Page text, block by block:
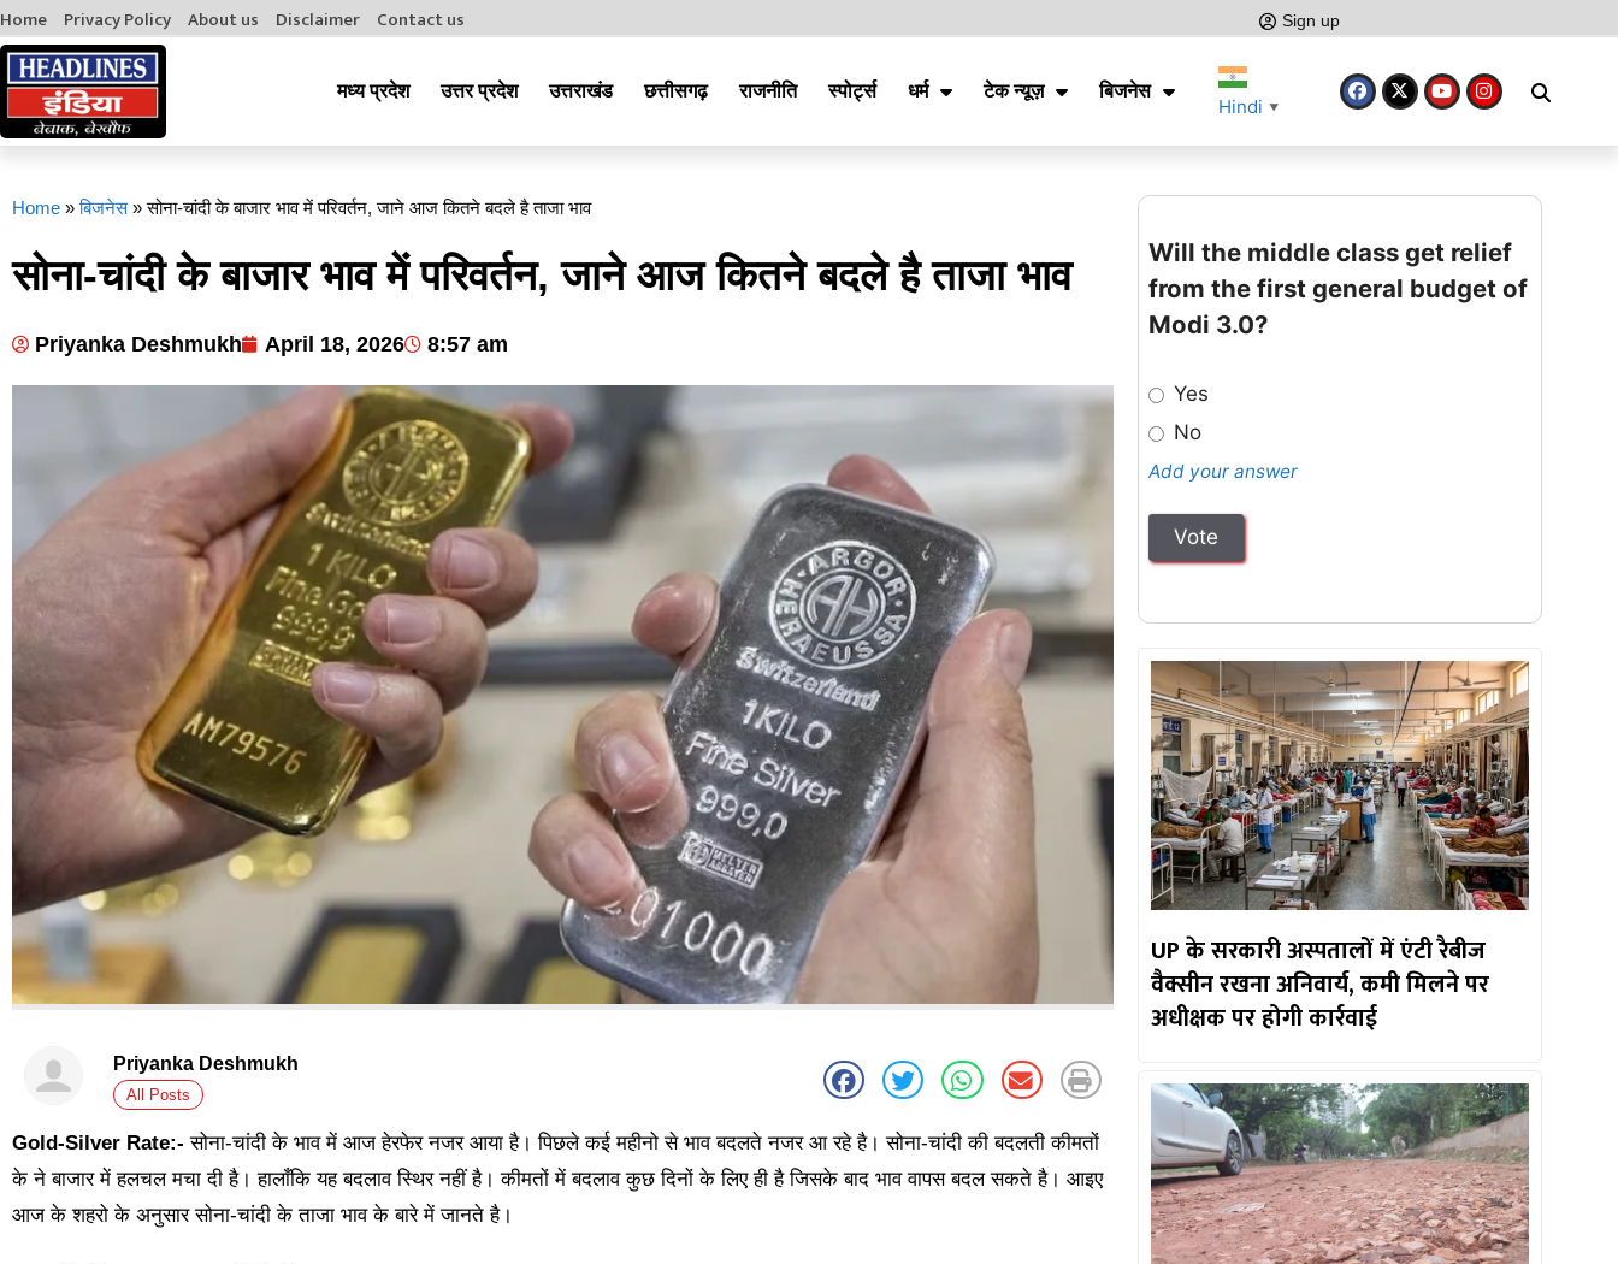
Home Privacy Policy About us Disclaimer Contact us Sign up
मध्य प्रदेश उत्तर प्रदेश उत्तराखंड छत्तीसगढ़ राजनीति स्पोर्ट्स धर्म टेक न्यूज़ बिजनेस
Hindi ▼
Home » बिजनेस »सोना-चांदी के बाजार भाव में परिवर्तन, जाने आज कितने बदले है ताजा भाव
सोना-चांदी के बाजार भाव में परिवर्तन, जाने आज कितने बदले है ताजा भाव
Priyanka Deshmukh April 18, 2026 8:57 am
Priyanka Deshmukh
All Posts
Gold-Silver Rate:- सोना-चांदी के भाव में आज हेरफेर नजर आया है। पिछले कई महीनो से भाव बदलते नजर आ रहे है। सोना-चांदी की बदलती कीमतों
के ने बाजार में हलचल मचा दी है। हालाँकि यह बदलाव स्थिर नहीं है। कीमतों में बदलाव कुछ दिनों के लिए ही है जिसके बाद भाव वापस बदल सकते है। आइए
आज के शहरो के अनुसार सोना-चांदी के ताजा भाव के बारे में जानते है।
Will the middle class get relief
from the first general budget of
Modi 3.0?
Yes
No
Add your answer
UP के सरकारी अस्पतालों में एंटी रैबीज
वैक्सीन रखना अनिवार्य, कमी मिलने पर
अधीक्षक पर होगी कार्रवाई